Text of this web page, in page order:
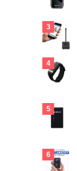
3
4
5
6